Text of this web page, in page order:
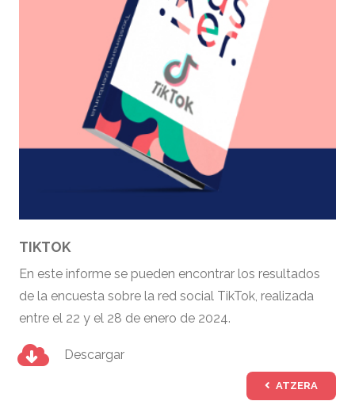
TIKTOK
En este informe se pueden encontrar los resultados
de la encuesta sobre la red social TikTok, realizada
entre el 22 y el 28 de enero de 2024.
Descargar
ATZERA